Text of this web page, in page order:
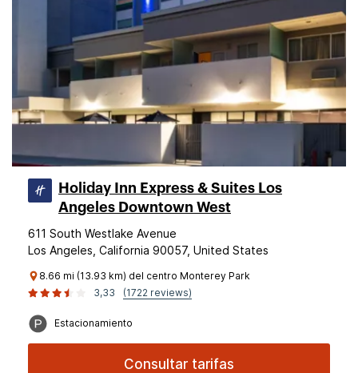
Holiday Inn Express & Suites Los
Angeles Downtown West
611 South Westlake Avenue
Los Angeles, California 90057, United States
8.66 mi (13.93 km) del centro Monterey Park
3,33
(1722 reviews)
Estacionamiento
Consultar tarifas